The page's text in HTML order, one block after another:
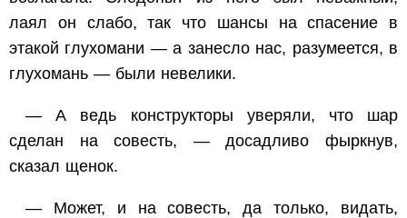
лаял он слабо, так что шансы на спасение в
этакой глухомани — а занесло нас, разумеется, в
глухомань — были невелики.
— А ведь конструкторы уверяли, что шар
сделан на совесть, — досадливо фыркнув,
сказал щенок.
— Может, и на совесть, да только, видать,